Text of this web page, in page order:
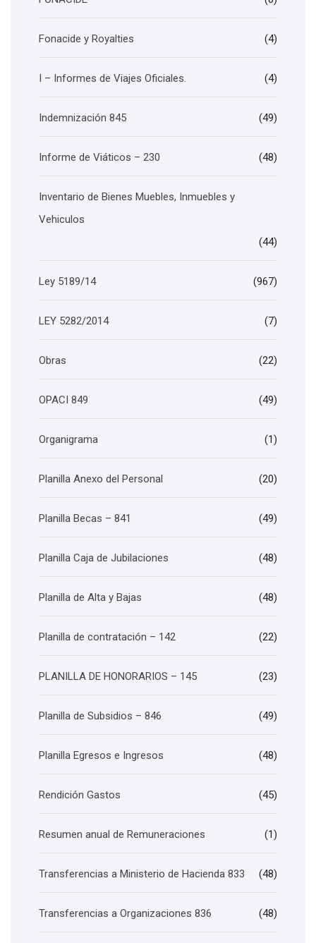
Fonacide y Royalties (4)
I – Informes de Viajes Oficiales. (4)
Indemnización 845 (49)
Informe de Viáticos – 230 (48)
Inventario de Bienes Muebles, Inmuebles y
Vehiculos
(44)
Ley 5189/14 (967)
LEY 5282/2014 (7)
Obras (22)
OPACI 849 (49)
Organigrama (1)
Planilla Anexo del Personal (20)
Planilla Becas – 841 (49)
Planilla Caja de Jubilaciones (48)
Planilla de Alta y Bajas (48)
Planilla de contratación – 142 (22)
PLANILLA DE HONORARIOS – 145 (23)
Planilla de Subsidios – 846 (49)
Planilla Egresos e Ingresos (48)
Rendición Gastos (45)
Resumen anual de Remuneraciones (1)
Transferencias a Ministerio de Hacienda 833 (48)
Transferencias a Organizaciones 836 (48)